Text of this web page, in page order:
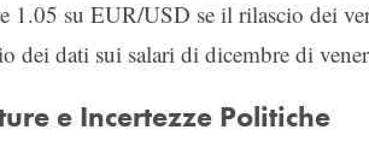
1.05 su EUR/USD se il rilascio dei
dei dati sui salari di dicembre di
e Incertezze Politiche